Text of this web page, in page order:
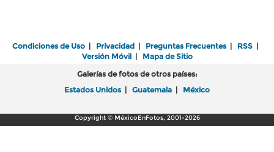
Condiciones de Uso | Privacidad | Preguntas Frecuentes | RSS |
Versión Móvil| Mapa de Sitio
Galerías de fotos de otros países:
Estados Unidos | Guatemala | México
Copyright © MéxicoEnFotos, 2001-2026